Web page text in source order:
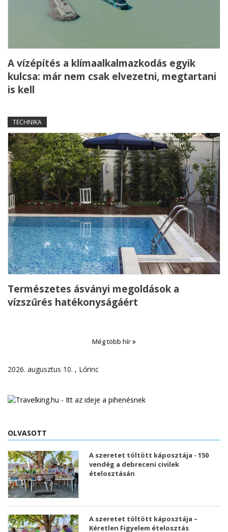
A vízépítés a klímaalkalmazkodás egyik
kulcsa: már nem csak elvezetni, megtartani
is kell
TECHNIKA
Természetes ásványi megoldások a
vízszűrés hatékonyságáért
Még több hír
2026. augusztus 10. , Lőrinc
OLVASOTT
A szeretet töltött káposztája - 150
vendég a debreceni civilek
ételosztásán
A szeretet töltött káposztája –
Kéretlen Figyelem ételosztás